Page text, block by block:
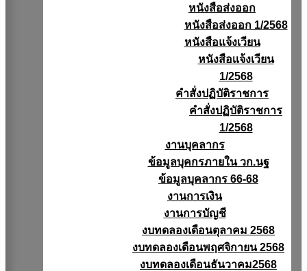
หนังสือส่งออก
หนังสือส่งออก 1/2568
หนังสือแจ้งเวียน
หนังสือเเจ้งเวียน
1/2568
คำสั่งปฏิบัติราชการ
คำสั่งปฏิบัติราชการ
1/2568
งานบุคลากร
ข้อมูลบุคกรภายใน วก.นฐ
ข้อมูลบุคลากร 66-68
งานการเงิน
งานการบัญชี
งบทดลองเดือนตุลาคม 2568
งบทดลองเดือนพฤศจิกายน 2568
งบทดลองเดือนธันวาคม2568